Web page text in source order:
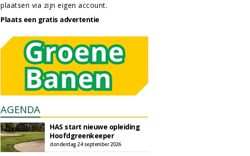
plaatsen via zijn eigen account.
Plaats een gratis advertentie
AGENDA
HAS start nieuwe opleiding
Hoofdgreenkeeper
donderdag 24 september 2026